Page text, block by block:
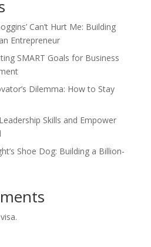
Can’t Hurt Me: Building
Entrepreneur
SMART Goals for Business
Dilemma: How to Stay
Skills and Empower
Shoe Dog: Building a Billion-